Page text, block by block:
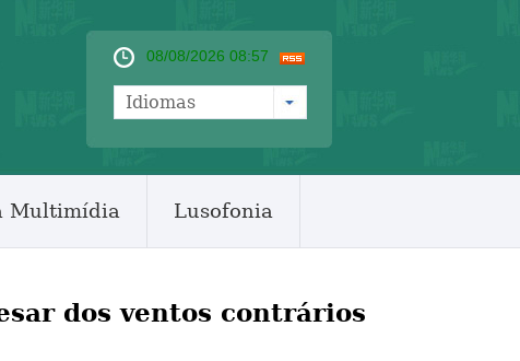
08/08/2026 08:58
Idiomas
Multimídia Lusofonia
dos ventos contrários